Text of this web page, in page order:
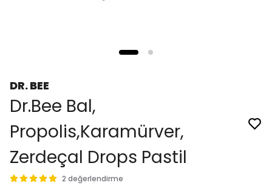
DR. BEE
Dr.Bee Bal,
Propolis,Karamürver,
Zerdeçal Drops Pastil
2 değerlendirme